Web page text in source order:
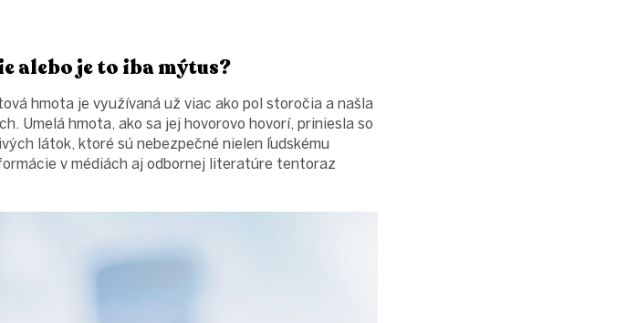
alebo je to iba mýtus?
hmota je využívaná už viac ako pol storočia a našla
Umelá hmota, ako sa jej hovorovo hovorí, priniesla so
látok, ktoré sú nebezpečné nielen ľudskému
v médiách aj odbornej literatúre tentoraz